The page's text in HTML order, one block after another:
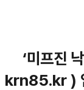
‘미프진
krn85.kr )